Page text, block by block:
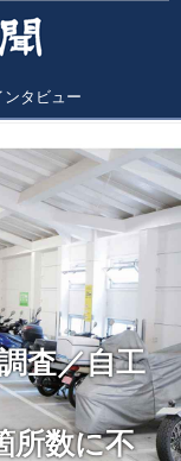
ンタビュー
査／自工
所数に不